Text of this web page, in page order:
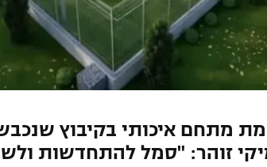
זוהר: "סמל להתחדשות